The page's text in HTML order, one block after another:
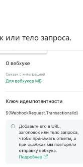
или тело запроса.